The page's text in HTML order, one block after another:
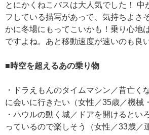
とにかくねこバスは大人気でした！ 中
フしている描写があって、気持ちよさ
かに冬場にもってこいかも！乗り心地
ですよね。あと移動速度が速いのも良
■時空を超えるあの乗り物
・ドラえもんのタイムマシン／昔亡く
に会いに行きたい（女性／35歳／機械
・ハウルの動く城／ドアを開けるとい
っているので楽しそう（女性／33歳／